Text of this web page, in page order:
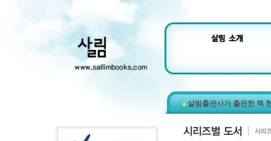
살림출판사가 출판한 책